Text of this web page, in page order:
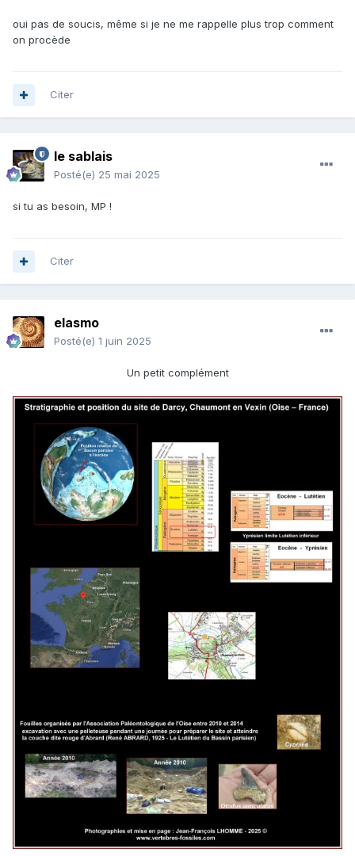
oui pas de soucis, même si je ne me rappelle plus trop comment
on procède
Citer
le sablais
Posté(e) 25 mai 2025
si tu as besoin, MP !
Citer
elasmo
Posté(e) 1 juin 2025
Un petit complément